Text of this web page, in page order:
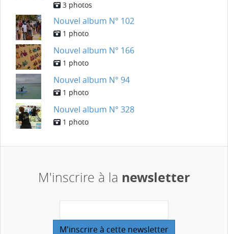
3 photos
Nouvel album N° 102
1 photo
Nouvel album N° 166
1 photo
Nouvel album N° 94
1 photo
Nouvel album N° 328
1 photo
M'inscrire à la newsletter